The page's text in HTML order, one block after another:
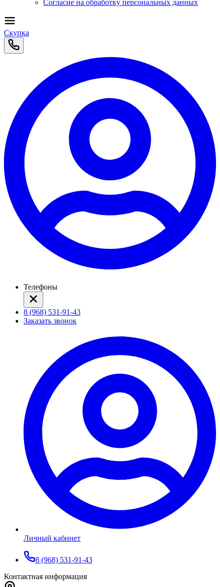
Согласие на обработку персональных данных
Скупка
Телефоны
8 (968) 531-91-43
Заказать звонок
Личный кабинет
8 (968) 531-91-43
Контактная информация